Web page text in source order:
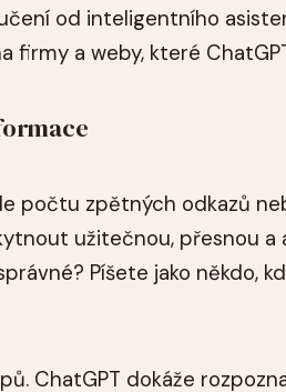
od inteligentního
firmy a weby, které
počtu zpětných odkazů
užitečnou, přesnou
Píšete jako někdo,
ChatGPT dokáže